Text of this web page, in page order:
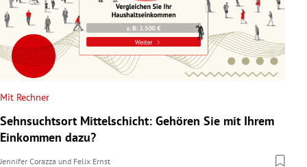
Mit Rechner
Sehnsuchtsort Mittelschicht: Gehören Sie mit Ihrem
Einkommen dazu?
Jennifer Corazza und Felix Ernst